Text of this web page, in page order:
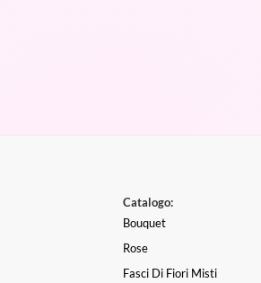
Catalogo:
Bouquet
Rose
Fasci Di Fiori Misti